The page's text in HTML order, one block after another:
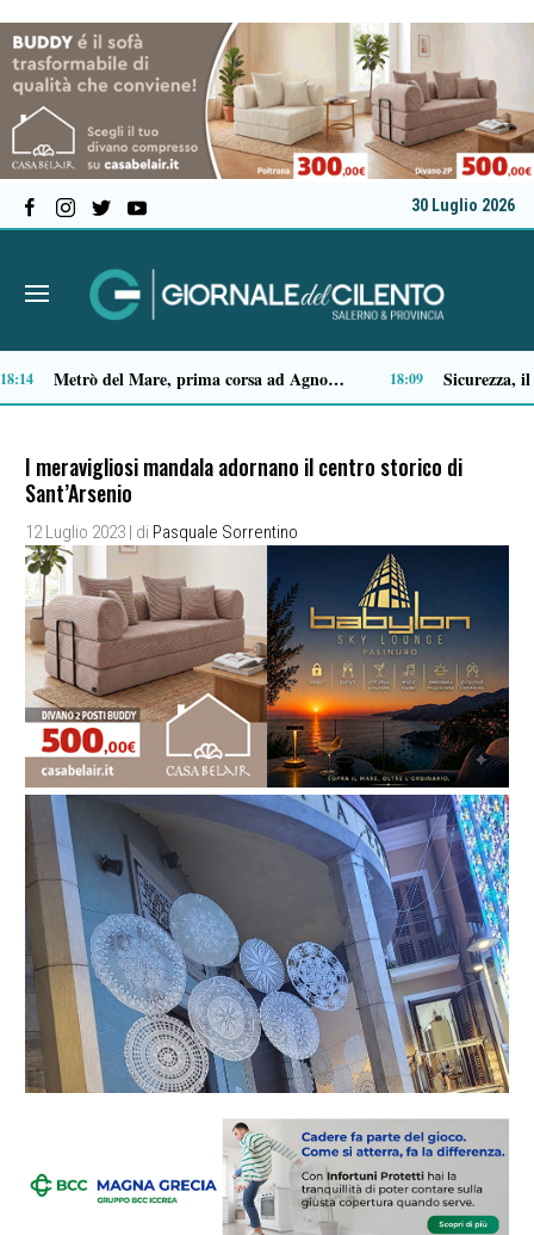
30 Luglio 2026
Premio Terre del Bussento, si alza il sipario: stasera Roberto Fico apre l’11ª edizione 14:35 Capaccio Paestum spazio di legalità: oltre 43 ettari di beni confiscati destinati a progetti sociali
I meravigliosi mandala adornano il centro storico di
Sant’Arsenio
12 Luglio 2023 | di Pasquale Sorrentino